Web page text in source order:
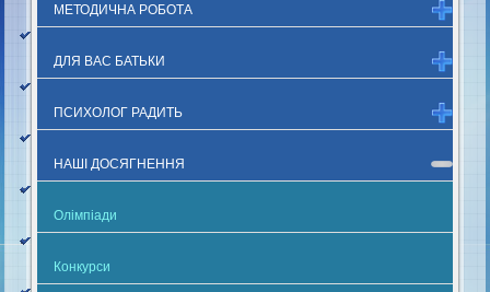
МЕТОДИЧНА РОБОТА
ДЛЯ ВАС БАТЬКИ
ПСИХОЛОГ РАДИТЬ
НАШІ ДОСЯГНЕННЯ
Олімпіади
Конкурси